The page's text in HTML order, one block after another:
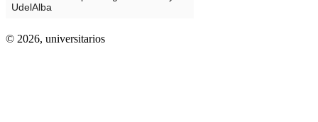
© 2026, universitarios